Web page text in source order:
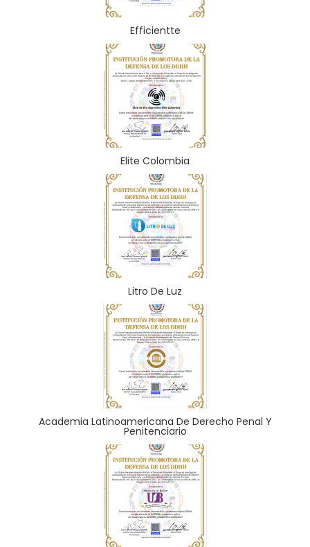
Efficientte
Elite Colombia
Litro De Luz
Academia Latinoamericana De Derecho Penal Y
Penitenciario